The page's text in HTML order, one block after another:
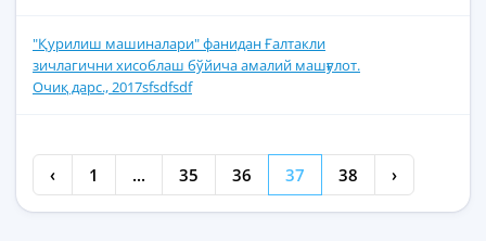
"Қурилиш машиналари" фанидан Ғалтакли
зичлагични хисоблаш бўйича амалий машғулот.
Очиқ дарс., 2017sfsdfsdf
‹ 1 ... 35 36 37 38 ›